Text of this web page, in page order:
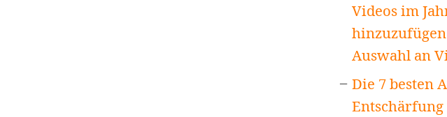
Videos im
Auswahl an
Die 7 besten